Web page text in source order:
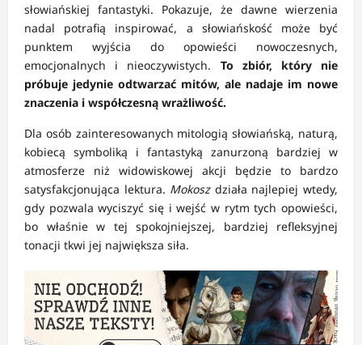
słowiańskiej fantastyki. Pokazuje, że dawne wierzenia
nadal potrafią inspirować, a słowiańskość może być
punktem wyjścia do opowieści nowoczesnych,
emocjonalnych i nieoczywistych. To zbiór, który nie
próbuje jedynie odtwarzać mitów, ale nadaje im nowe
znaczenia i współczesną wrażliwość.
Dla osób zainteresowanych mitologią słowiańską, naturą,
kobiecą symboliką i fantastyką zanurzoną bardziej w
atmosferze niż widowiskowej akcji będzie to bardzo
satysfakcjonująca lektura. Mokoszdziała najlepiej wtedy,
gdy pozwala wyciszyć się i wejść w rytm tych opowieści,
bo właśnie w tej spokojniejszej, bardziej refleksyjnej
tonacji tkwi jej największa siła.